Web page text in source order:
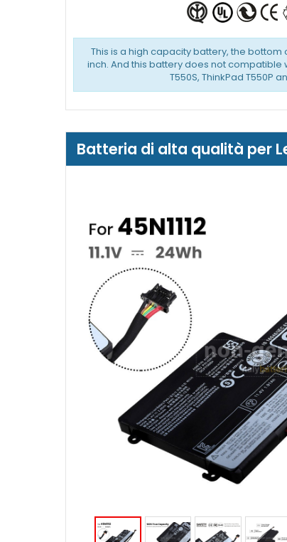
This is a high capacity battery, the bottom
inch. And this battery does not compatible
T550S, ThinkPad T550P
Batteria di alta qualità per